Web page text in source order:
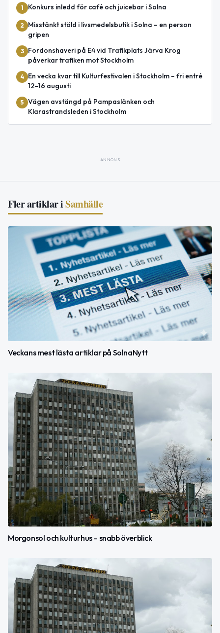
1 Konkurs inledd för café och juicebar i Solna
2
Misstänkt stöld i livsmedelsbutik i Solna – en person
gripen
3
Fordonshaveri på E4 vid Trafikplats Järva Krog
påverkar trafiken mot Stockholm
4
En vecka kvar till Kulturfestivalen i Stockholm – fri entré
12–16 augusti
5 Vägen avstängd på Pampaslänken och
Klarastrandsleden i Stockholm
ANNONS
Fler artiklar iSamhälle
Veckans mest lästa artiklar på SolnaNytt
Morgonsol och kulturhus – snabb överblick